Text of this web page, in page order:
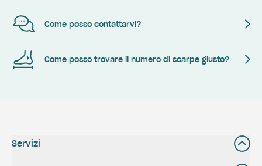
Come posso contattarvi?
Come posso trovare il numero di scarpe giusto?
Servizi